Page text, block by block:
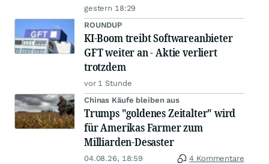
gestern 18:29
ROUNDUP
KI-Boom treibt Softwareanbieter
GFT weiter an - Aktie verliert
trotzdem
vor 1 Stunde
Chinas Käufe bleiben aus
Trumps "goldenes Zeitalter" wird
für Amerikas Farmer zum
Milliarden-Desaster
04.08.26, 18:59 4 Kommentare